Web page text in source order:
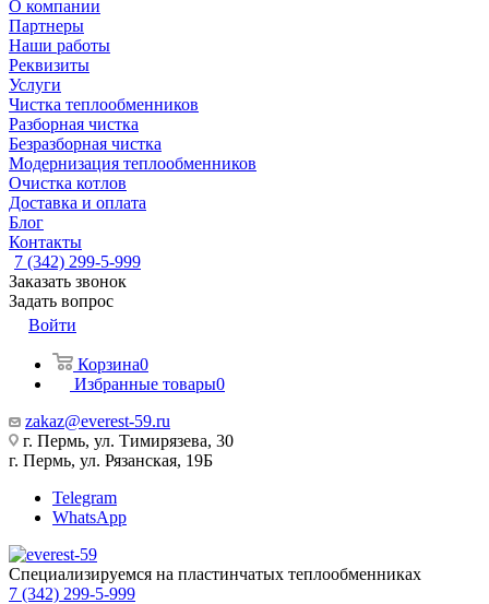
О компании
Партнеры
Наши работы
Реквизиты
Услуги
Чистка теплообменников
Разборная чистка
Безразборная чистка
Модернизация теплообменников
Очистка котлов
Доставка и оплата
Блог
Контакты
7 (342) 299-5-999
Заказать звонок
Задать вопрос
Войти
Корзина0
Избранные товары0
zakaz@everest-59.ru
г. Пермь, ул. Тимирязева, 30
г. Пермь, ул. Рязанская, 19Б
Telegram
WhatsApp
Специализируемся на пластинчатых теплообменниках
7 (342) 299-5-999